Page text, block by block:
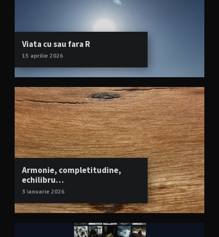
Viata cu sau fara R
15 aprilie 2026
Armonie, completitudine,
echilibru…
3 ianuarie 2026